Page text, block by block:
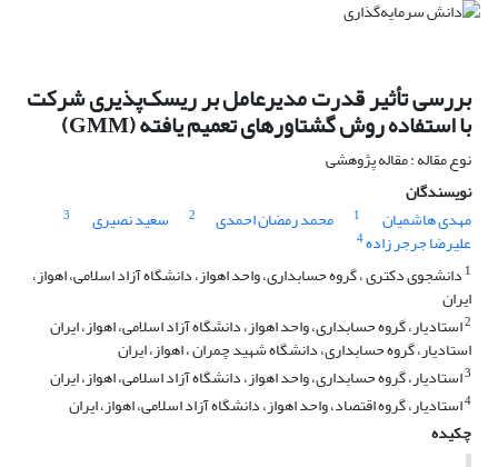
بررسی تأثیر قدرت مدیرعامل بر ریسک‌پذیری شرکت
با استفاده روش گشتاورهای تعمیم یافته (GMM)
نوع مقاله : مقاله پژوهشی
نویسندگان
مهدی هاشمیان
1 محمد رمضان احمدی 2 سعید نصیری 3
علیرضا جرجر زاده4
1 دانشجوی دکتری ، گروه حسابداری، واحد اهواز، دانشگاه آزاد اسلامی، اهواز،
ایران
2استادیار، گروه حسابداری، واحد اهواز، دانشگاه آزاد اسلامی، اهواز، ایران
استادیار، گروه حسابداری، دانشگاه شهید چمران ، اهواز، ایران
3استادیار، گروه حسابداری، واحد اهواز، دانشگاه آزاد اسلامی، اهواز، ایران
4استادیار، گروه اقتصاد، واحد اهواز، دانشگاه آزاد اسلامی، اهواز، ایران
چکیده